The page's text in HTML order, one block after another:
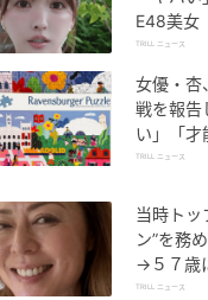
E48美女
トに「マ
TRILL ニュース
女優・杏
戦を報
い」「才
TRILL ニュース
当時トッ
ン”を務
→５７歳
「現役感
TRILL ニュース